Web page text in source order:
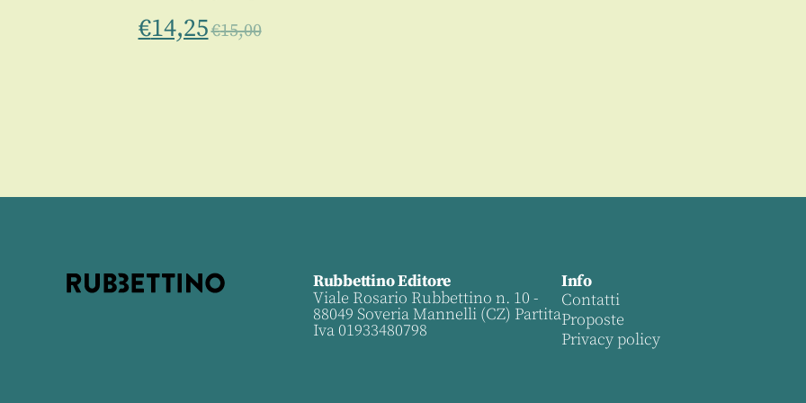
€14,25€15,00
Rubbettino Editore
Viale Rosario Rubbettino n. 10 -
88049 Soveria Mannelli (CZ) Partita
Iva 01933480798
Info
Contatti
Proposte
Privacy policy